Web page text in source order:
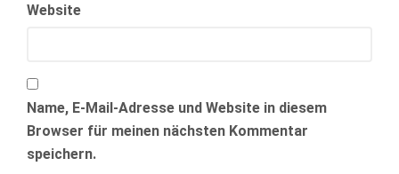
Website
Name, E-Mail-Adresse und Website in diesem
Browser für meinen nächsten Kommentar
speichern.